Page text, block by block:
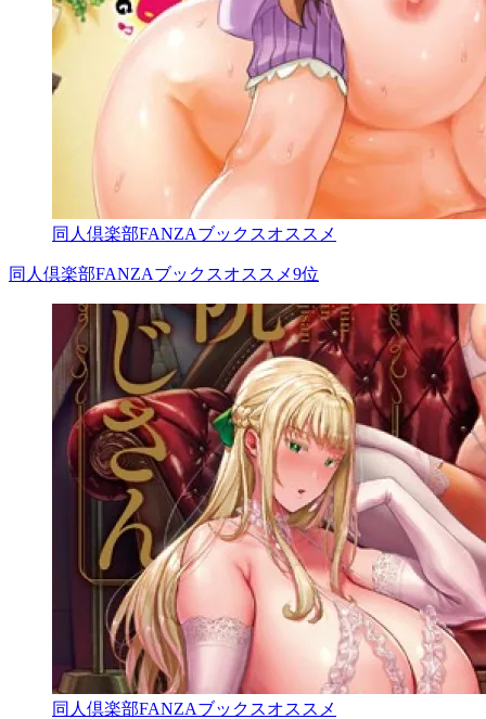
同人倶楽部FANZAブックスオススメ
同人倶楽部FANZAブックスオススメ9位
同人倶楽部FANZAブックスオススメ